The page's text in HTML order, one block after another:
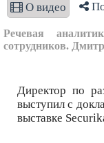
О видео
Речевая
сотрудников.
Директор по
выступил с
выставке